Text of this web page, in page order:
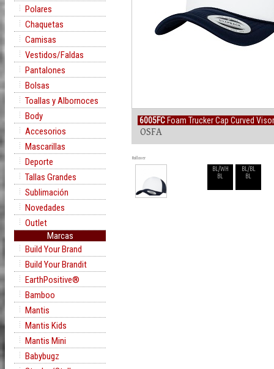
Polares
Chaquetas
Camisas
Vestidos/Faldas
Pantalones
Bolsas
Toallas y Albornoces
Body
Accesorios
Mascarillas
Deporte
Tallas Grandes
Sublimación
Novedades
Outlet
Marcas
Build Your Brand
Build Your Brandit
EarthPositive®
Bamboo
Mantis
Mantis Kids
Mantis Mini
Babybugz
6005FC Foam Trucker Cap Curved
OSFA
Rollover
BL/WH
BL
BL/BL
BL